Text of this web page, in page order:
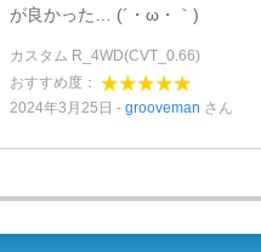
が良かった… (´・ω・｀)
カスタム R_4WD(CVT_0.66)
おすすめ度：
2024年3月25日
grooveman さん